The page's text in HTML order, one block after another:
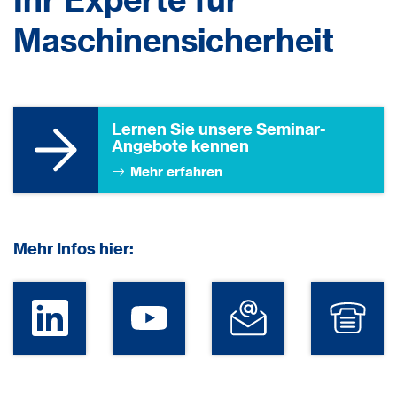
Maschinensicherheit
Lernen Sie unsere ­Seminar-
Angebote kennen
Mehr erfahren
Mehr Infos hier: